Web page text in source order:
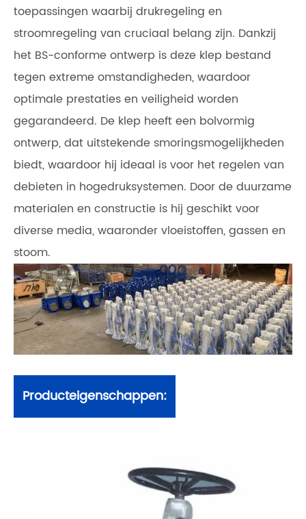
toepassingen waarbij drukregeling en
stroomregeling van cruciaal belang zijn. Dankzij
het BS-conforme ontwerp is deze klep bestand
tegen extreme omstandigheden, waardoor
optimale prestaties en veiligheid worden
gegarandeerd. De klep heeft een bolvormig
ontwerp, dat uitstekende smoringsmogelijkheden
biedt, waardoor hij ideaal is voor het regelen van
debieten in hogedruksystemen. Door de duurzame
materialen en constructie is hij geschikt voor
diverse media, waaronder vloeistoffen, gassen en
stoom.
Producteigenschappen: